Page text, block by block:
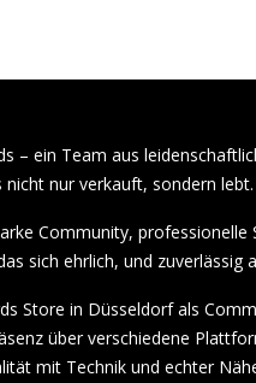
– ein Team aus
nicht nur verkauft, sondern lebt.
Community, professionelle
sich ehrlich, und zuverlässig
Store in Düsseldorf als
über verschiedene
mit Technik und echter